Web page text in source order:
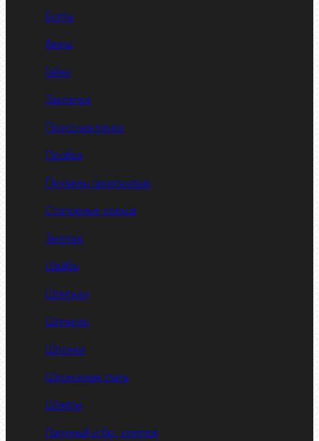
Болты
Винты
Гайки
Заклепки
Пресс-масленки
Пробки
Пружины тарельчатые
Стопорные кольца
Такелаж
Шайбы
Шпильки
Шплинты
Шпонки
Шпоночная сталь
Штифты
Латунный и бр. крепеж